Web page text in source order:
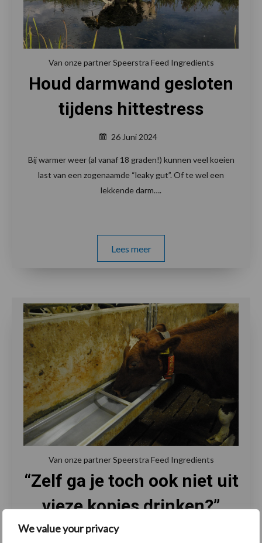
We value your privacy
Van onze partner Speerstra Feed Ingredients
Houd darmwand gesloten
tijdens hittestress
26 Juni 2024
Bij warmer weer (al vanaf 18 graden!) kunnen veel koeien
last van een zogenaamde “leaky gut”. Of te wel een
lekkende darm….
Lees meer
Van onze partner Speerstra Feed Ingredients
“Zelf ga je toch ook niet uit
vieze kopjes drinken?”
10 Juni 2024